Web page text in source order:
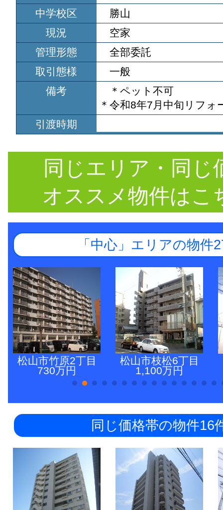
中学校区
勝山
現況
空家
管理形態
全部委託
取引態様
一般
備考
＊ペット不可
＊令和8年7月中旬リフォ
引渡時期
同じエリア・同じ
オススメ物件はこ
「中心」エリアの物件
松山市竹原2丁目
730万円
松山市枝松6丁目
1,100万円
同じ価格帯の物件16